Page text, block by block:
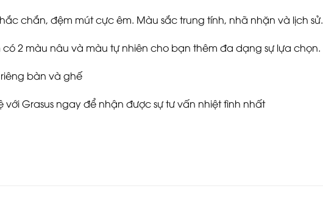
chắn, đệm mút cực êm. Màu sắc trung tính, nhã nhặn và lịch sử.
có 2 màu nâu và màu tự nhiên cho bạn thêm đa dạng sự lựa chọn.
bàn và ghế
với Grasus ngay để nhận được sự tư vấn nhiệt tình nhất